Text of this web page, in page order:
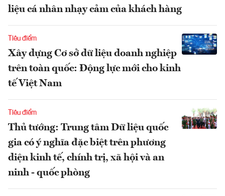
liệu cá nhân nhạy cảm của khách hàng
Tiêu điểm
Xây dựng Cơ sở dữ liệu doanh nghiệp
trên toàn quốc: Động lực mới cho kinh
tế Việt Nam
Tiêu điểm
Thủ tướng: Trung tâm Dữ liệu quốc
gia có ý nghĩa đặc biệt trên phương
diện kinh tế, chính trị, xã hội và an
ninh - quốc phòng